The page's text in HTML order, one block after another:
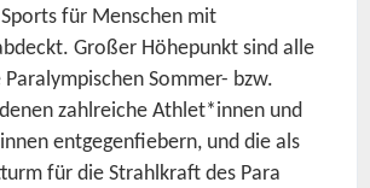
für Menschen mit
Großer Höhepunkt sind alle
Sommer- bzw.
zahlreiche Athlet*innen und
entgegenfiebern, und die als
für die Strahlkraft des Para